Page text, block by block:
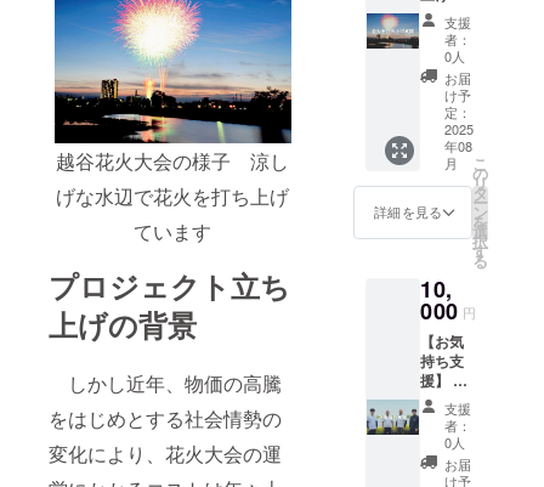
越谷花火大会の様子 涼し
げな水辺で花火を打ち上げ
ています
プロジェクト立ち
上げの背景
しかし近年、物価の高騰
をはじめとする社会情勢の
変化により、花火大会の運
間：令
和7年7
月21日
～令和7
年10月
31日ま
での
３ヵ月
間 ・掲
載方
法：文
ご支援
時、必
ず備考
欄に掲
載を希
望され
るお名
前をご
記入く
ださい
自治体
版クラ
ウド
ファン
ディン
グ（ふ
るさと
納税）
とは異
なり、
寄附金
せんの
で、ご
留意く
ださ
い。
援】本
リター
ンは、
花火大
会当
日、夜
空を彩
る花火
玉の打
ち上げ
費用を
サポー
トいた
ので
す。熟
練の花
火師が
丁寧に
打ち上
げ、皆
様の願
いや想
いを込
めた一
支援
者：
0人
お届
け予
定：
2025
年08
月
詳細を見る
こ
の
リ
タ
ー
ン
を
選
択
す
る
10,
000 円
【お気
持ち支
援】 大
会終了
後、感
謝の気
持ちを
込めて
支援
者：
0人
お届
け予